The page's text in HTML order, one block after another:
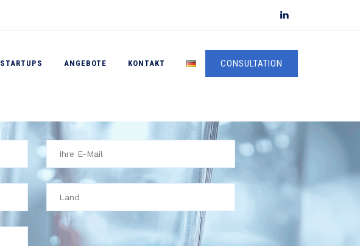
CONSULTATION
STARTUPS ANGEBOTE KONTAKT